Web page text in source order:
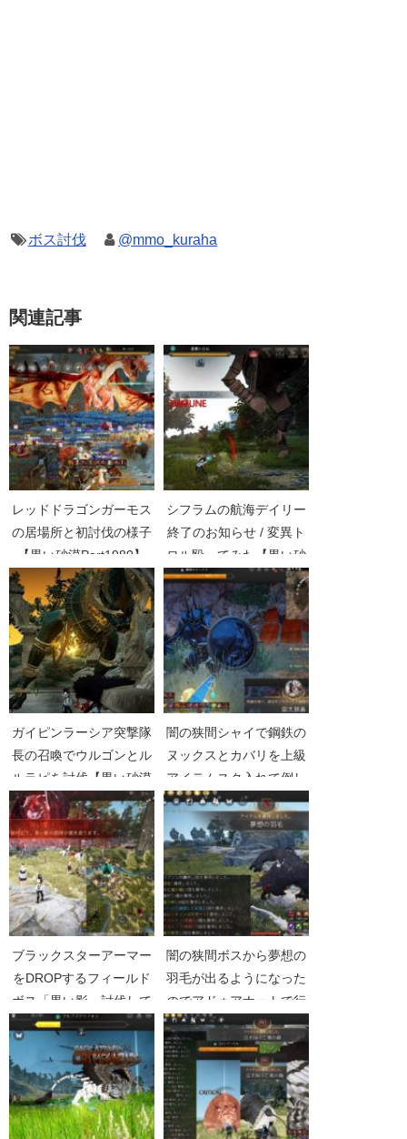
ボス討伐 @mmo_kuraha
関連記事
レッドドラゴンガーモス
の居場所と初討伐の様子
【黒い砂漠Part1980】
シフラムの航海デイリー
終了のお知らせ / 変異ト
ロル殴ってみた【黒い砂
漠Part1286】
ガイピンラーシア突撃隊
長の召喚でウルゴンとル
ルラピを討伐【黒い砂漠
Part1629】
闇の狭間シャイで鋼鉄の
ヌックスとカバリを上級
アイテムスク入れて倒し
てきた【黒い砂漠
Part2961】
ブラックスターアーマー
をDROPするフィールド
ボス「黒い影」討伐して
きた【黒い砂漠
Part3589】
闇の狭間ボスから夢想の
羽毛が出るようになった
のでアドゥアナートで行
ってきた【黒い砂漠
Part4540】